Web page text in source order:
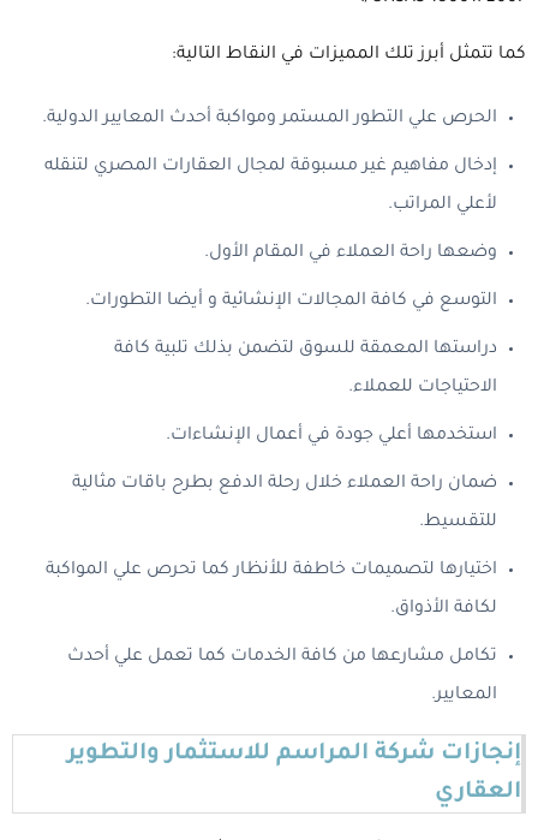
كما تتمثل أبرز تلك المميزات في النقاط التالية:
الحرص علي التطور المستمر ومواكبة أحدث المعايير الدولية.
إدخال مفاهيم غير مسبوقة لمجال العقارات المصري لتنقله
لأعلي المراتب.
وضعها راحة العملاء في المقام الأول.
التوسع في كافة المجالات الإنشائية و أيضا التطورات.
دراستها المعمقة للسوق لتضمن بذلك تلبية كافة
الاحتياجات للعملاء.
استخدمها أعلي جودة في أعمال الإنشاءات.
ضمان راحة العملاء خلال رحلة الدفع بطرح باقات مثالية
للتقسيط.
اختيارها لتصميمات خاطفة للأنظار كما تحرص علي المواكبة
لكافة الأذواق.
تكامل مشارعها من كافة الخدمات كما تعمل علي أحدث
المعايير.
إنجازات شركة المراسم للاستثمار والتطوير
العقاري